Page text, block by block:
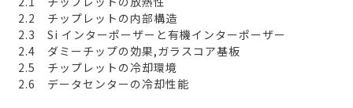
2.2 チップレットの内部構造
2.3 Si インターポーザーと有機インターポーザー
2.4 ダミーチップの効果,ガラスコア基板
2.5 チップレットの冷却環境
2.6 データセンターの冷却性能